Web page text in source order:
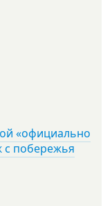
«официально
с побережья